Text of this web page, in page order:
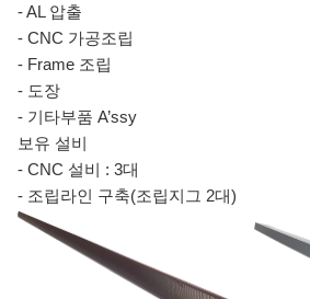
- AL 압출
- CNC 가공조립
- Frame 조립
- 도장
- 기타부품 A’ssy
보유 설비
- CNC 설비 : 3대
- 조립라인 구축(조립지그 2대)